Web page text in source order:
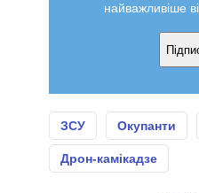
найважливіше
ЗСУ Окупанти
Дрон-камікадзе